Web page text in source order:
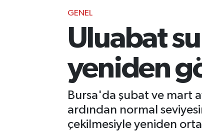
GENEL
Uluabat
yeniden
Bursa'da şubat ve mart
ardından normal
çekilmesiyle yeniden